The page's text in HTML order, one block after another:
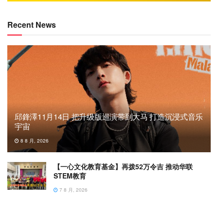
Recent News
邱鋒澤11月14日 把升级版巡演带到大马 打造沉浸式音乐
宇宙
8 8 月, 2026
【一心文化教育基金】再拨52万令吉 推动华联
STEM教育
7 8 月, 2026